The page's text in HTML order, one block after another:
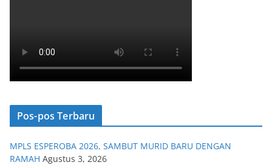
Pos-pos Terbaru
MPLS ESPEROBA 2026, SAMBUT MURID BARU DENGAN
RAMAH Agustus 3, 2026